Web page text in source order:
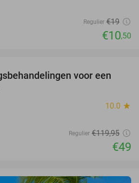
Regulier €19
€10,50
59%
voor een
10.0 star
Regulier €119,95
€49